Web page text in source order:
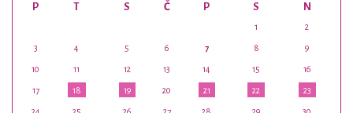
P T S Č P S N
1 2
3 4 5 6 7 8 9
10 11 12 13 14 15 16
17 18 19 20 21 22 23